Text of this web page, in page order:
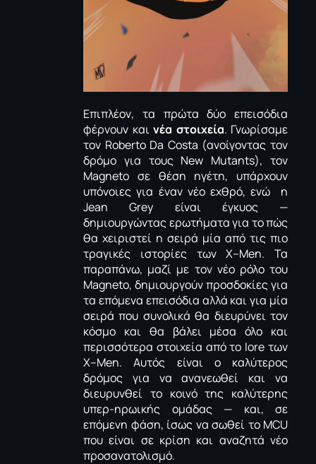
Επιπλέον, τα πρώτα δύο επεισόδια
φέρνουν και νέα στοιχεία. Γνωρίσαμε
τον Roberto Da Costa (ανοίγοντας τον
δρόμο για τους New Mutants), τον
Magneto σε θέση ηγέτη, υπάρχουν
υπόνοιες για έναν νέο εχθρό, ενώ η
Jean
Grey είναι έγκυος —
δημιουργώντας ερωτήματα για το πώς
θα χειριστεί η σειρά μία από τις πιο
τραγικές ιστορίες τωνX–Men. Τα
παραπάνω, μαζί με τον νέο ρόλο του
Magneto, δημιουργούν προσδοκίες για
τα επόμενα επεισόδια αλλά και για μία
σειρά που συνολικά θα διευρύνει τον
κόσμο και θα βάλει μέσα όλο και
περισσότερα στοιχεία από το lore των
X–Men. Αυτός είναι ο καλύτερος
δρόμος για να ανανεωθεί και να
διευρυνθεί το κοινό της καλύτερης
υπερ-ηρωικής ομάδας — και, σε
επόμενη φάση, ίσως να σωθεί το MCU
που είναι σε κρίση και αναζητά νέο
προσανατολισμό.